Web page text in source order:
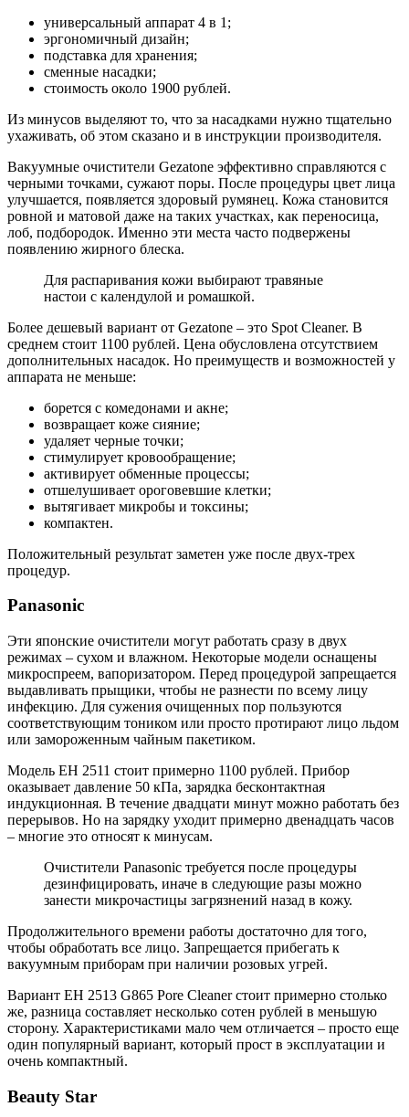
универсальный аппарат 4 в 1;
эргономичный дизайн;
подставка для хранения;
сменные насадки;
стоимость около 1900 рублей.
Из минусов выделяют то, что за насадками нужно тщательно
ухаживать, об этом сказано и в инструкции производителя.
Вакуумные очистители Gezatone эффективно справляются с
черными точками, сужают поры. После процедуры цвет лица
улучшается, появляется здоровый румянец. Кожа становится
ровной и матовой даже на таких участках, как переносица,
лоб, подбородок. Именно эти места часто подвержены
появлению жирного блеска.
Для распаривания кожи выбирают травяные
настои с календулой и ромашкой.
Более дешевый вариант от Gezatone – это Spot Cleaner. В
среднем стоит 1100 рублей. Цена обусловлена отсутствием
дополнительных насадок. Но преимуществ и возможностей у
аппарата не меньше:
борется с комедонами и акне;
возвращает коже сияние;
удаляет черные точки;
стимулирует кровообращение;
активирует обменные процессы;
отшелушивает ороговевшие клетки;
вытягивает микробы и токсины;
компактен.
Положительный результат заметен уже после двух-трех
процедур.
Panasonic
Эти японские очистители могут работать сразу в двух
режимах – сухом и влажном. Некоторые модели оснащены
микроспреем, вапоризатором. Перед процедурой запрещается
выдавливать прыщики, чтобы не разнести по всему лицу
инфекцию. Для сужения очищенных пор пользуются
соответствующим тоником или просто протирают лицо льдом
или замороженным чайным пакетиком.
Модель EH 2511 стоит примерно 1100 рублей. Прибор
оказывает давление 50 кПа, зарядка бесконтактная
индукционная. В течение двадцати минут можно работать без
перерывов. Но на зарядку уходит примерно двенадцать часов
– многие это относят к минусам.
Очистители Panasonic требуется после процедуры
дезинфицировать, иначе в следующие разы можно
занести микрочастицы загрязнений назад в кожу.
Продолжительного времени работы достаточно для того,
чтобы обработать все лицо. Запрещается прибегать к
вакуумным приборам при наличии розовых угрей.
Вариант EH 2513 G865 Pore Cleaner стоит примерно столько
же, разница составляет несколько сотен рублей в меньшую
сторону. Характеристиками мало чем отличается – просто еще
один популярный вариант, который прост в эксплуатации и
очень компактный.
Beauty Star